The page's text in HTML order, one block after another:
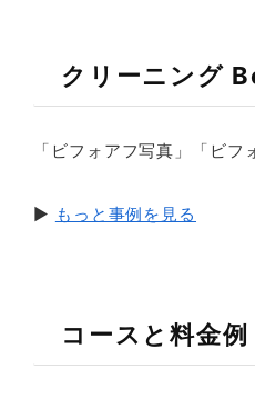
クリーニング
「ビフォアフ写真」「ビフ
▶︎ もっと事例を見る
コースと料金例